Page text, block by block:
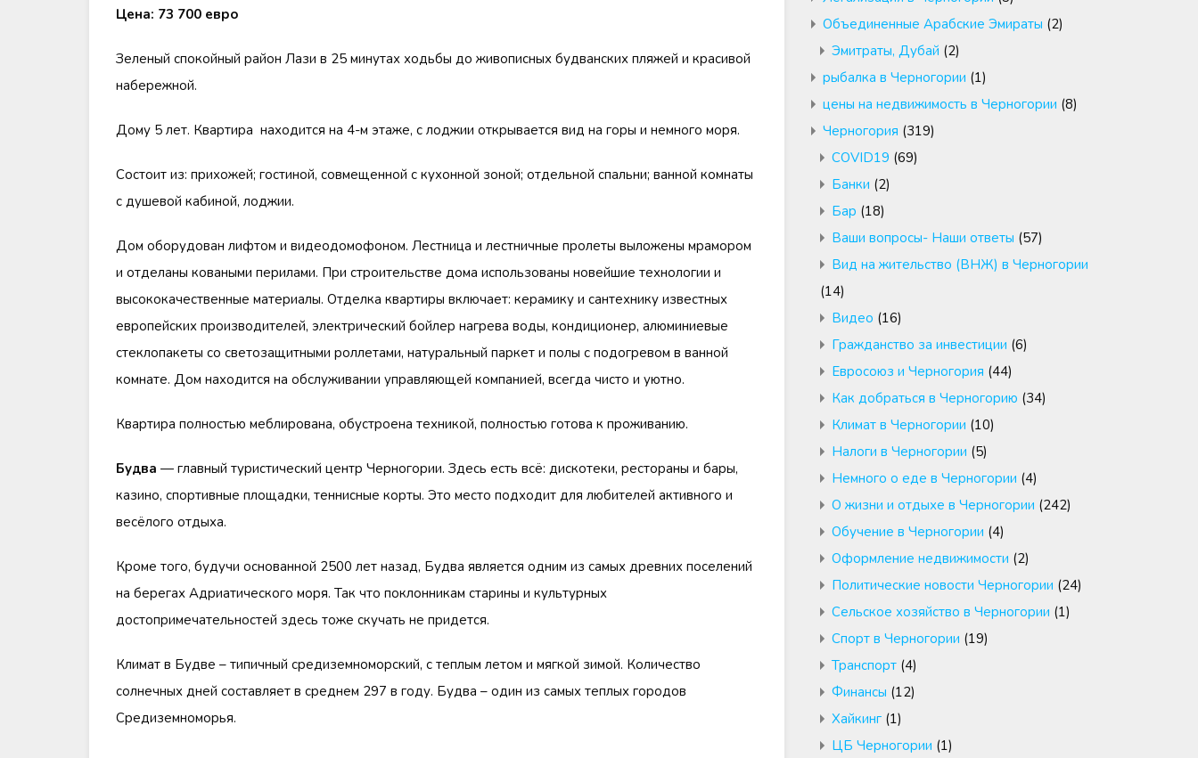
Цена: 73 700 евро
Зеленый спокойный район Лази в 25 минутах ходьбы до живописных будванских пляжей и красивой
набережной.
Дому 5 лет. Квартира находится на 4-м этаже, с лоджии открывается вид на горы и немного моря.
Состоит из: прихожей; гостиной, совмещенной с кухонной зоной; отдельной спальни; ванной комнаты
с душевой кабиной, лоджии.
Дом оборудован лифтом и видеодомофоном. Лестница и лестничные пролеты выложены мрамором
и отделаны коваными перилами. При строительстве дома использованы новейшие технологии и
высококачественные материалы. Отделка квартиры включает: керамику и сантехнику известных
европейских производителей, электрический бойлер нагрева воды, кондиционер, алюминиевые
стеклопакеты со светозащитными роллетами, натуральный паркет и полы с подогревом в ванной
комнате. Дом находится на обслуживании управляющей компанией, всегда чисто и уютно.
Квартира полностью меблирована, обустроена техникой, полностью готова к проживанию.
Будва — главный туристический центр Черногории. Здесь есть всё: дискотеки, рестораны и бары,
казино, спортивные площадки, теннисные корты. Это место подходит для любителей активного и
весёлого отдыха.
Кроме того, будучи основанной 2500 лет назад, Будва является одним из самых древних поселений
на берегах Адриатического моря. Так что поклонникам старины и культурных
достопримечательностей здесь тоже скучать не придется.
Климат в Будве – типичный средиземноморский, с теплым летом и мягкой зимой. Количество
солнечных дней составляет в среднем 297 в году. Будва – один из самых теплых городов
Средиземноморья.
Объединенные Арабские Эмираты (2)
Эмитраты, Дубай (2)
рыбалка в Черногории (1)
цены на недвижимость в Черногории (8)
Черногория (319)
COVID19 (69)
Банки (2)
Бар (18)
Ваши вопросы- Наши ответы (57)
Вид на жительство (ВНЖ) в Черногории
(14)
Видео (16)
Гражданство за инвестиции (6)
Евросоюз и Черногория (44)
Как добраться в Черногорию (34)
Климат в Черногории (10)
Налоги в Черногории (5)
Немного о еде в Черногории (4)
О жизни и отдыхе в Черногории (242)
Обучение в Черногории (4)
Оформление недвижимости (2)
Политические новости Черногории (24)
Сельское хозяйство в Черногории (1)
Спорт в Черногории (19)
Транспорт(4)
Финансы (12)
Хайкинг(1)
ЦБ Черногории (1)